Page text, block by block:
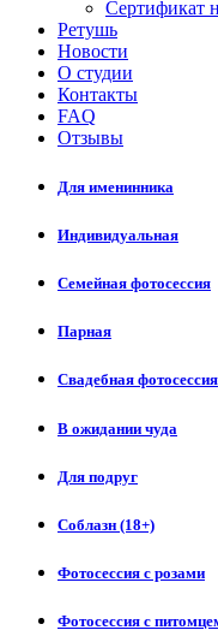
Сертификат
Ретушь
Новости
О студии
Контакты
FAQ
Отзывы
Для именинника
Индивидуальная
Семейная фотосессия
Парная
Свадебная фотосессия
В ожидании чуда
Для подруг
Соблазн (18+)
Фотосессия с розами
Фотосессия с